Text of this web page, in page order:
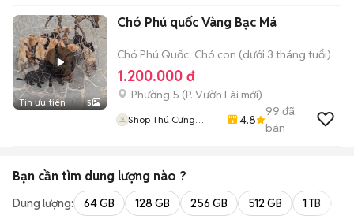
Tin ưu tiên 5
Chó Phú quốc Vàng Bạc Má
Chó Phú Quốc Chó con (dưới 3 tháng tuổi)
1.200.000 đ
Phường 5 (P. Vườn Lài mới)
Shop Thú Cưng
4.8
99 đã
bán
Bạn cần tìm dung lượng nào ?
Dung lượng: 64 GB 128 GB 256 GB 512 GB 1 TB